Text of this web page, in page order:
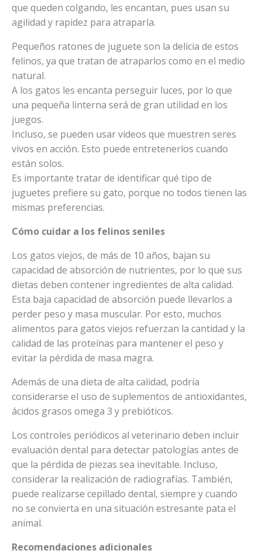
que queden colgando, les encantan, pues usan su
agilidad y rapidez para atraparla.
Pequeños ratones de juguete son la delicia de estos
felinos, ya que tratan de atraparlos como en el medio
natural.
A los gatos les encanta perseguir luces, por lo que
una pequeña linterna será de gran utilidad en los
juegos.
Incluso, se pueden usar videos que muestren seres
vivos en acción. Esto puede entretenerlos cuando
están solos.
Es importante tratar de identificar qué tipo de
juguetes prefiere su gato, porque no todos tienen las
mismas preferencias.
Cómo cuidar a los felinos seniles
Los gatos viejos, de más de 10 años, bajan su
capacidad de absorción de nutrientes, por lo que sus
dietas deben contener ingredientes de alta calidad.
Esta baja capacidad de absorción puede llevarlos a
perder peso y masa muscular. Por esto, muchos
alimentos para gatos viejos refuerzan la cantidad y la
calidad de las proteínas para mantener el peso y
evitar la pérdida de masa magra.
Además de una dieta de alta calidad, podría
considerarse el uso de suplementos de antioxidantes,
ácidos grasos omega 3 y prebióticos.
Los controles periódicos al veterinario deben incluir
evaluación dental para detectar patologías antes de
que la pérdida de piezas sea inevitable. Incluso,
considerar la realización de radiografías. También,
puede realizarse cepillado dental, siempre y cuando
no se convierta en una situación estresante pata el
animal.
Recomendaciones adicionales